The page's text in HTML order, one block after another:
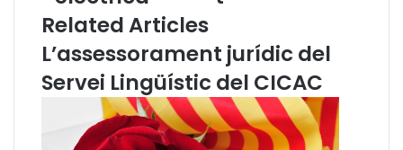
r
m
i
n
o
o
c
i
ó
l
i
n
Related Articles
L’assessorament jurídic del
Servei Lingüístic del CICAC